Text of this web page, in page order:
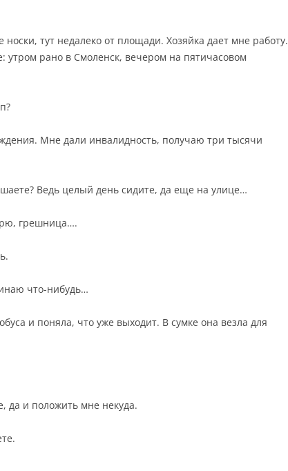
тут недалеко от площади. Хозяйка дает мне работу.
утром рано в Смоленск, вечером на пятичасовом
Мне дали инвалидность, получаю три тысячи
Ведь целый день сидите, да еще на улице…
грешница….
что-нибудь…
и поняла, что уже выходит. В сумке она везла для
да и положить мне некуда.